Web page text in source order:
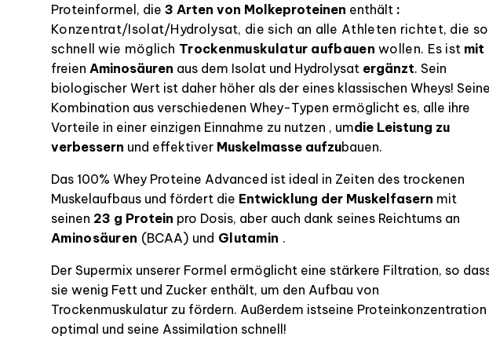
Proteinformel, die 3 Arten von Molkeproteinen enthält :
Konzentrat/Isolat/Hydrolysat, die sich an alle Athleten richtet, die so
schnell wie möglich Trockenmuskulatur aufbauen wollen. Es ist mit
freien Aminosäuren aus dem Isolat und Hydrolysat ergänzt. Sein
biologischer Wert ist daher höher als der eines klassischen Wheys! Seine
Kombination aus verschiedenen Whey-Typen ermöglicht es, alle ihre
Vorteile in einer einzigen Einnahme zu nutzen , umdie Leistung zu
verbessern und effektiver Muskelmasse aufzubauen.
Das 100% Whey Proteine Advanced ist ideal in Zeiten des trockenen
Muskelaufbaus und fördert die Entwicklung der Muskelfasern mit
seinen 23 g Protein pro Dosis, aber auch dank seines Reichtums an
Aminosäuren (BCAA) und Glutamin .
Der Supermix unserer Formel ermöglicht eine stärkere Filtration, so
sie wenig Fett und Zucker enthält, um den Aufbau von
Trockenmuskulatur zu fördern. Außerdem istseine Proteinkonzentration
optimal und seine Assimilation schnell!